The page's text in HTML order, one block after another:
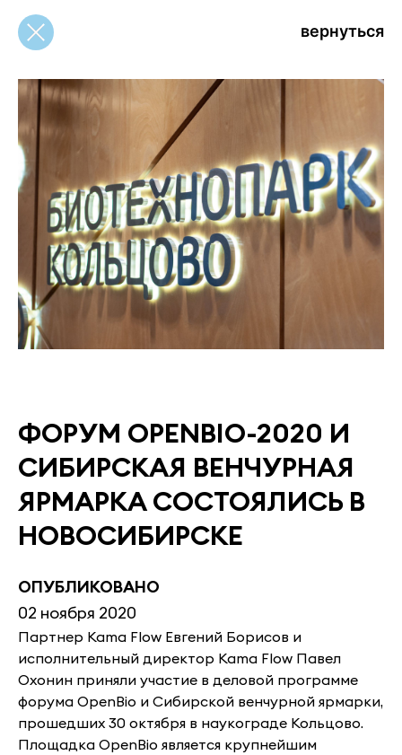
вернуться вернуться
ФОРУМ OPENBIO-2020 И
СИБИРСКАЯ ВЕНЧУРНАЯ
ЯРМАРКА СОСТОЯЛИСЬ В
НОВОСИБИРСКЕ
ОПУБЛИКОВАНО
02 ноября 2020
Партнер Kama Flow Евгений Борисов и
исполнительный директор Kama Flow Павел
Охонин приняли участие в деловой программе
форума OpenBio и Сибирской венчурной ярмарки,
прошедших 30 октября в наукограде Кольцово.
Площадка OpenBio является крупнейшим